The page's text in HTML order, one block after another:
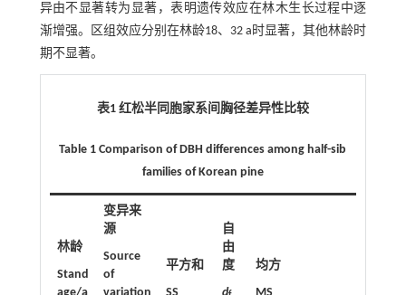
异由不显著转为显著，表明遗传效应在林木生长过程中逐
渐增强。区组效应分别在林龄18、32 a时显著，其他林龄时
期不显著。
表1 红松半同胞家系间胸径差异性比较
Table 1 Comparison of DBH differences among half-sib
families of Korean pine
林龄
Stand
变异来
源
Source
of
平方和
自
由
度
均方